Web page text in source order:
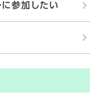
参加したい